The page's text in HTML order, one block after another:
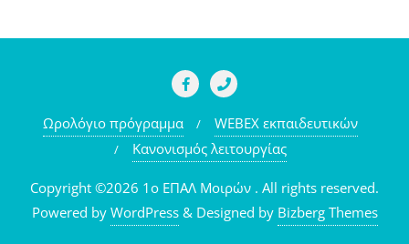
Ωρολόγιο πρόγραμμα
WEBEX εκπαιδευτικών
Κανονισμός λειτουργίας
Copyright ©2026 1o ΕΠΑΛ Μοιρών . All rights reserved.
Powered by WordPress & Designed by Bizberg Themes